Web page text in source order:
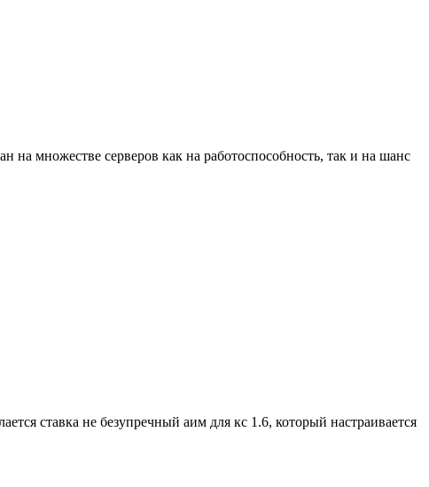
на множестве серверов как на работоспособность, так и на шанс
ставка не безупречный аим для кс 1.6, который настраивается